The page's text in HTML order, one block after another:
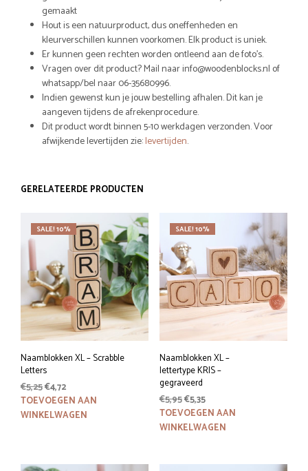
gemaakt
Hout is een natuurproduct, dus oneffenheden en
kleurverschillen kunnen voorkomen. Elk product is uniek.
Er kunnen geen rechten worden ontleend aan de foto’s.
Vragen over dit product? Mail naar info@woodenblocks.nl of
whatsapp/bel naar 06-35680996.
Indien gewenst kun je jouw bestelling afhalen. Dit kan je
aangeven tijdens de afrekenprocedure.
Dit product wordt binnen 5-10 werkdagen verzonden. Voor
afwijkende levertijden zie:levertijden.
GERELATEERDE PRODUCTEN
SALE! 10%
Naamblokken XL – Scrabble
Letters
€5,25Oorspronkelijke
prijs
was:
€4,72Huidige
prijs
is:
TOEVOEGEN AAN
WINKELWAGEN
SALE! 10%
Naamblokken XL –
lettertype KRIS –
gegraveerd
€5,95Oorspronkelijke
prijs
was:
€5,35Huidige
prijs
is:
TOEVOEGEN AAN
WINKELWAGEN